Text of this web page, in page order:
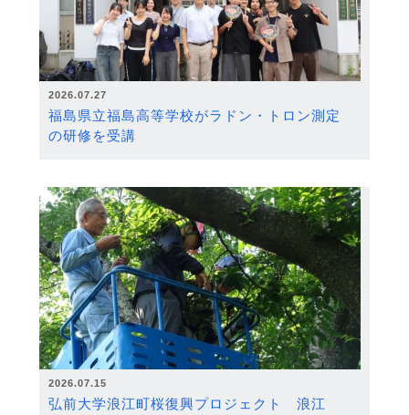
2026.07.27
福島県立福島高等学校がラドン・トロン測定
の研修を受講
2026.07.15
弘前大学浪江町桜復興プロジェクト 浪江